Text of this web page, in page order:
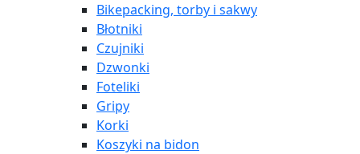
Bikepacking, torby i sakwy
Błotniki
Czujniki
Dzwonki
Foteliki
Gripy
Korki
Koszyki na bidon